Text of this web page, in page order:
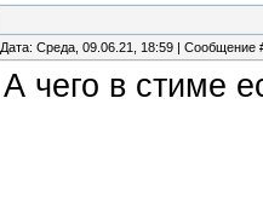
Дата: Среда, 09.06.21, 18:59 | Сообщение
А чего в стиме